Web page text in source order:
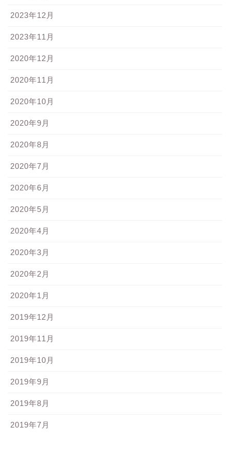
2023年12月
2023年11月
2020年12月
2020年11月
2020年10月
2020年9月
2020年8月
2020年7月
2020年6月
2020年5月
2020年4月
2020年3月
2020年2月
2020年1月
2019年12月
2019年11月
2019年10月
2019年9月
2019年8月
2019年7月